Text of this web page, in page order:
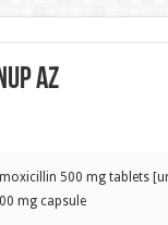
az
500 mg tablets
mg capsule